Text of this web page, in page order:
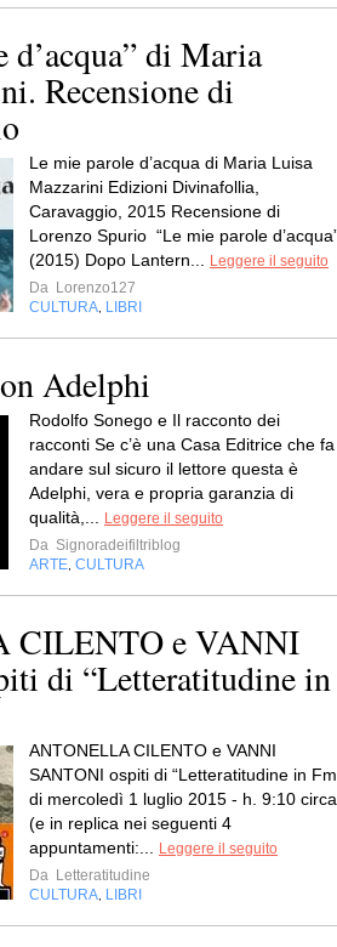
d’acqua” di Maria
Recensione di
Le mie parole d’acqua di Maria Luisa
Mazzarini Edizioni Divinafollia,
Caravaggio, 2015 Recensione di
Lorenzo Spurio “Le mie parole
(2015) Dopo Lantern...
Leggere il seguito
Da Lorenzo127
CULTURA LIBRI
Adelphi
Rodolfo Sonego e Il racconto dei
racconti Se c’è una Casa Editrice che fa
andare sul sicuro il lettore questa è
Adelphi, vera e propria garanzia di
qualità,...
Leggere il seguito
Da Signoradeifiltriblog
ARTE CULTURA
CILENTO e VANNI
di “Letteratitudine in
ANTONELLA CILENTO e VANNI
SANTONI ospiti di “Letteratitudine in
di mercoledì 1 luglio 2015 - h. 9:10 circa
(e in replica nei seguenti 4
appuntamenti:...
Leggere il seguito
Da Letteratitudine
CULTURA LIBRI